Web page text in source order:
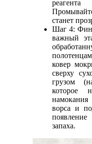
станет
Шаг 4:
важный
ковер
сверху
грузом
которое
ворса и
запаха.